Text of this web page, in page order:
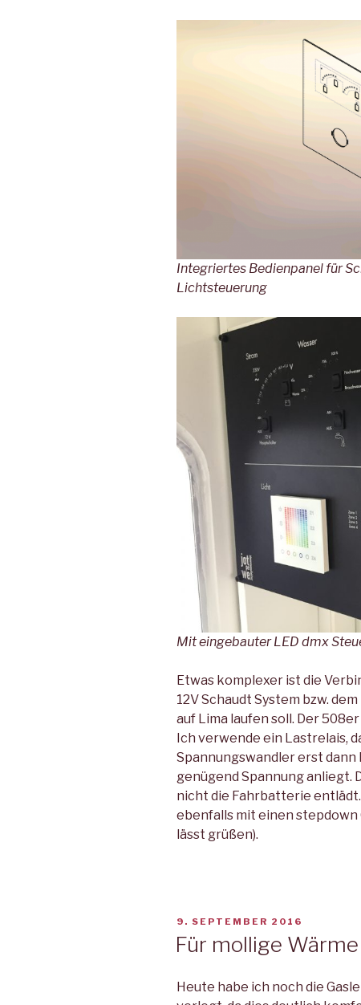
Integriertes Bedienpanel für
Lichtsteuerung
Mit eingebauter LED dmx
Etwas komplexer ist die
12V Schaudt System bzw.
auf Lima laufen soll. Der
Ich verwende ein Lastrelais,
Spannungswandler erst dann
genügend Spannung anliegt.
nicht die Fahrbatterie
ebenfalls mit einen
lässt grüßen).
VERÖFFENTLICHT
9. SEPTEMBER 2016
Für mollige
Heute habe ich noch die